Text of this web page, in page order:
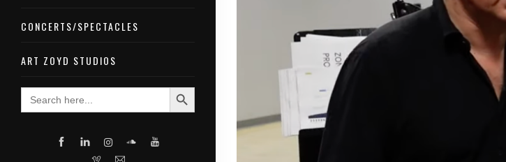
CONCERTS/SPECTACLES
ART ZOYD STUDIOS
Search
for:
Search Button